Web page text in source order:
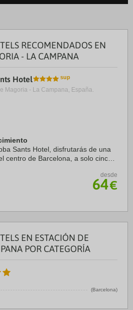
RECOMENDADOS EN
- LA CAMPANA
Hotel
Magoria - La Campana, España.
Sants Hotel, disfrutarás de una
centro de Barcelona, a solo cinco
se ...
desde
64€
EN ESTACIÓN DE
POR CATEGORÍA
(Barcelona)